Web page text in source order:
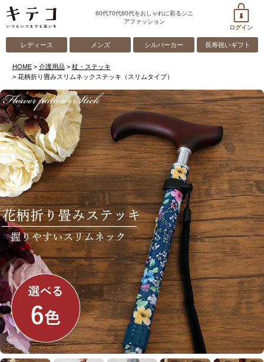
60代70代80代をおしゃれに彩るシニ
アファッション
ログイン
レディース メンズ シルバーカー 長寿祝いギフト
HOME 介護用品
杖・ステッキ
花柄折り畳みスリムネックステッキ（スリムタイプ）